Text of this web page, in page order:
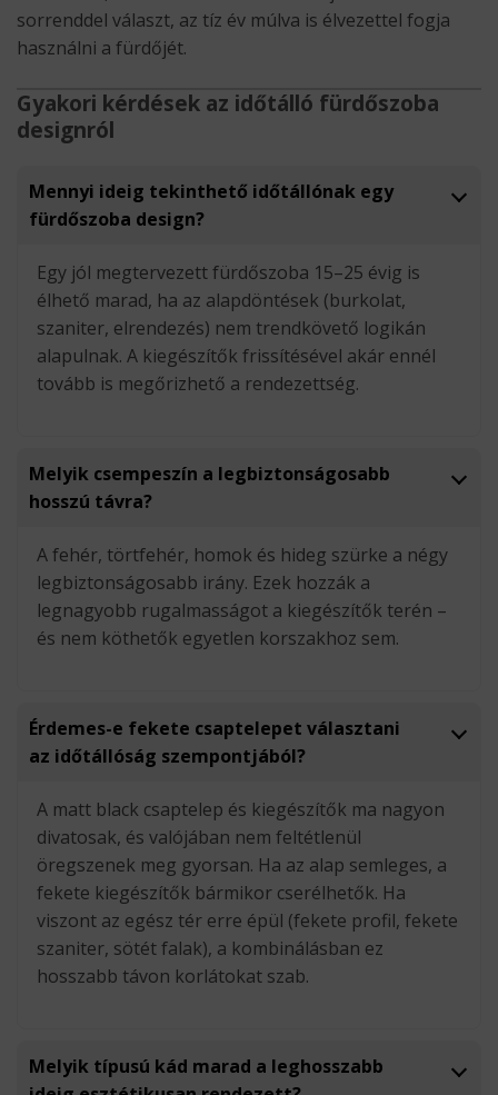
sorrenddel választ, az tíz év múlva is élvezettel fogja
használni a fürdőjét.
Gyakori kérdések az időtálló fürdőszoba
designról
Mennyi ideig tekinthető időtállónak egy
fürdőszoba design?
Egy jól megtervezett fürdőszoba 15–25 évig is
élhető marad, ha az alapdöntések (burkolat,
szaniter, elrendezés) nem trendkövető logikán
alapulnak. A kiegészítők frissítésével akár ennél
tovább is megőrizhető a rendezettség.
Melyik csempeszín a legbiztonságosabb
hosszú távra?
A fehér, törtfehér, homok és hideg szürke a négy
legbiztonságosabb irány. Ezek hozzák a
legnagyobb rugalmasságot a kiegészítők terén –
és nem köthetők egyetlen korszakhoz sem.
Érdemes-e fekete csaptelepet választani
az időtállóság szempontjából?
A matt black csaptelep és kiegészítők ma nagyon
divatosak, és valójában nem feltétlenül
öregszenek meg gyorsan. Ha az alap semleges, a
fekete kiegészítők bármikor cserélhetők. Ha
viszont az egész tér erre épül (fekete profil, fekete
szaniter, sötét falak), a kombinálásban ez
hosszabb távon korlátokat szab.
Melyik típusú kád marad a leghosszabb